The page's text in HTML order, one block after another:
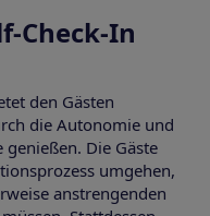
Check-In
den Gästen
die Autonomie und
Die Gäste
umgehen,
anstrengenden